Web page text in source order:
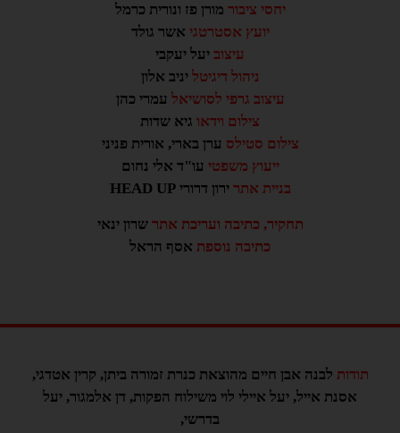
יחסי ציבור מורן פז ונורית כרמל
יועץ אסטרטגי אשר גולד
עיצוב יעל יעקבי
ניהול דיגיטל יניב אלון
עיצוב גרפי לסושיאל עמרי כהן
צילום וידאו גיא שדות
צילום סטילס ערן בארי, אורית פניני
ייעוץ משפטי עו"ד אלי נחום
בניית אתר ירון דרורי HEAD UP
תחקיר, כתיבה ועריכת אתר שרון ינאי
כתיבה נוספת אסף הראל
תודות לבנה אבן חיים מהוצאת כנרת זמורה ביתן, קרין אטדגי,
אסנת אייל, יעל איילי לוי משילוח הפקות, דן אלמגור, יעל
בדרשי,